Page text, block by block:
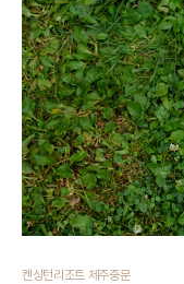
켄싱턴리조트 제주중문